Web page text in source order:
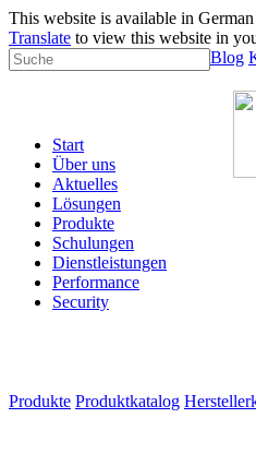
This website is available in German
Translate to view this website in
Blog
Start
Über uns
Aktuelles
Lösungen
Produkte
Schulungen
Dienstleistungen
Performance
Security
Produkte Produktkatalog